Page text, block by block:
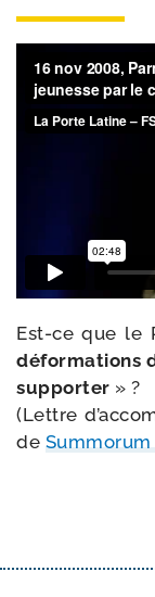
Est-​ce que le
défor­ma­tions
sup­por­ter » ?
(Lettre
de